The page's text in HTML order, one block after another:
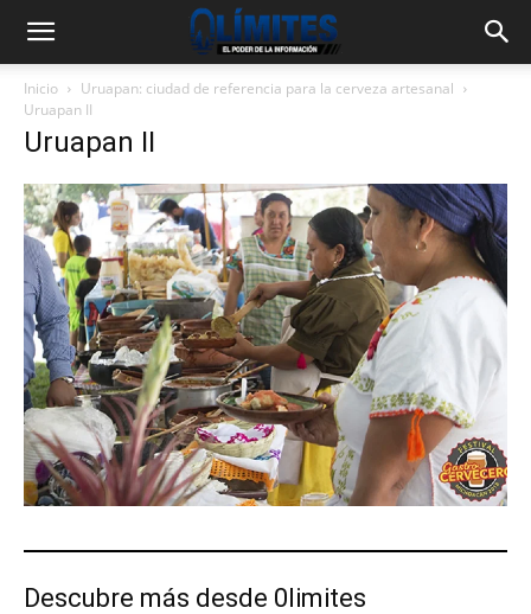
Inicio
Uruapan: ciudad de referencia para la cerveza artesanal
Uruapan II
Uruapan II
Descubre más desde 0limites